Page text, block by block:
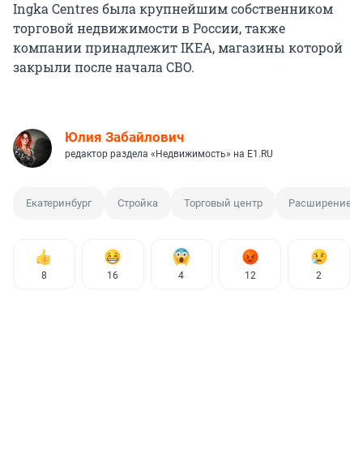
Ingka Centres была крупнейшим собственником
торговой недвижимости в России, также
компании принадлежит IKEA, магазины которой
закрыли после начала СВО.
Юлия Забайлович
редактор раздела «Недвижимость» на E1.RU
Екатеринбург Стройка Торговый центр Расширение
8 16 4 12 2